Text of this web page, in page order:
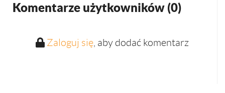
Komentarze użytkowników (0)
Zaloguj się, aby dodać komentarz